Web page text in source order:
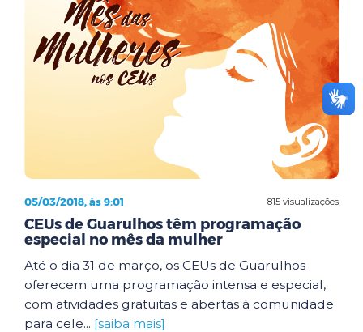
815 visualizações
05/03/2018, às 9:01
CEUs de Guarulhos têm programação
especial no mês da mulher
Até o dia 31 de março, os CEUs de Guarulhos
oferecem uma programação intensa e especial,
com atividades gratuitas e abertas à comunidade
para cele... [saiba mais]